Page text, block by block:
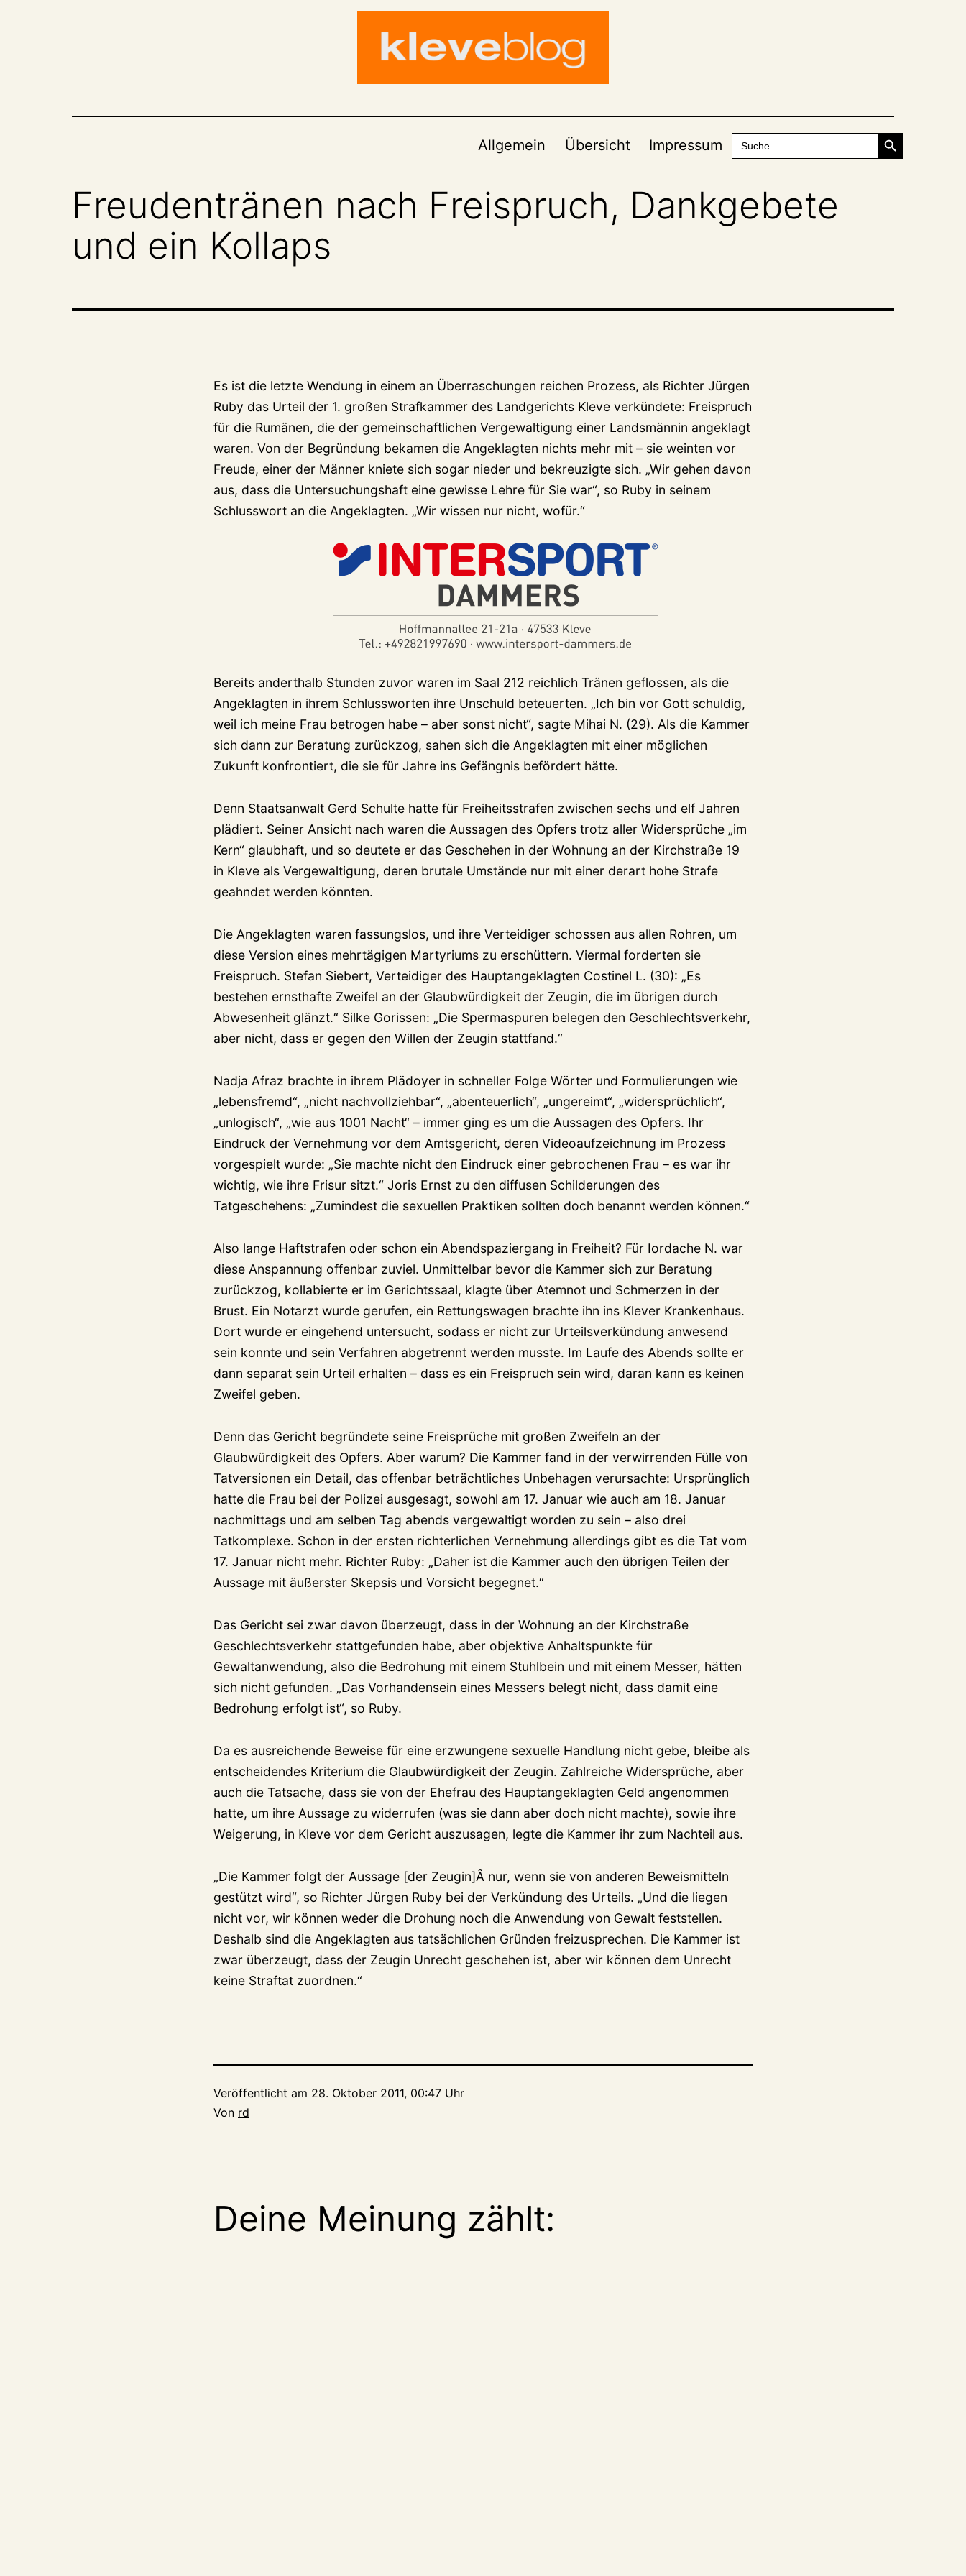
Allgemein Übersicht Impressum
Search
for:
Search Button
Freudentränen nach Freispruch, Dankgebete
und ein Kollaps
Es ist die letzte Wendung in einem an Überraschungen reichen Prozess, als Richter Jürgen
Ruby das Urteil der 1. großen Strafkammer des Landgerichts Kleve verkündete: Freispruch
für die Rumänen, die der gemeinschaftlichen Vergewaltigung einer Landsmännin angeklagt
waren. Von der Begründung bekamen die Angeklagten nichts mehr mit – sie weinten vor
Freude, einer der Männer kniete sich sogar nieder und bekreuzigte sich. „Wir gehen davon
aus, dass die Untersuchungshaft eine gewisse Lehre für Sie war“, so Ruby in seinem
Schlusswort an die Angeklagten. „Wir wissen nur nicht, wofür.“
Bereits anderthalb Stunden zuvor waren im Saal 212 reichlich Tränen geflossen, als die
Angeklagten in ihrem Schlussworten ihre Unschuld beteuerten. „Ich bin vor Gott schuldig,
weil ich meine Frau betrogen habe – aber sonst nicht“, sagte Mihai N. (29). Als die Kammer
sich dann zur Beratung zurückzog, sahen sich die Angeklagten mit einer möglichen
Zukunft konfrontiert, die sie für Jahre ins Gefängnis befördert hätte.
Denn Staatsanwalt Gerd Schulte hatte für Freiheitsstrafen zwischen sechs und elf Jahren
plädiert. Seiner Ansicht nach waren die Aussagen des Opfers trotz aller Widersprüche „im
Kern“ glaubhaft, und so deutete er das Geschehen in der Wohnung an der Kirchstraße 19
in Kleve als Vergewaltigung, deren brutale Umstände nur mit einer derart hohe Strafe
geahndet werden könnten.
Die Angeklagten waren fassungslos, und ihre Verteidiger schossen aus allen Rohren, um
diese Version eines mehrtägigen Martyriums zu erschüttern. Viermal forderten sie
Freispruch. Stefan Siebert, Verteidiger des Hauptangeklagten Costinel L. (30): „Es
bestehen ernsthafte Zweifel an der Glaubwürdigkeit der Zeugin, die im übrigen durch
Abwesenheit glänzt.“ Silke Gorissen: „Die Spermaspuren belegen den Geschlechtsverkehr,
aber nicht, dass er gegen den Willen der Zeugin stattfand.“
Nadja Afraz brachte in ihrem Plädoyer in schneller Folge Wörter und Formulierungen wie
„lebensfremd“, „nicht nachvollziehbar“, „abenteuerlich“, „ungereimt“, „widersprüchlich“,
„unlogisch“, „wie aus 1001 Nacht“ – immer ging es um die Aussagen des Opfers. Ihr
Eindruck der Vernehmung vor dem Amtsgericht, deren Videoaufzeichnung im Prozess
vorgespielt wurde: „Sie machte nicht den Eindruck einer gebrochenen Frau – es war ihr
wichtig, wie ihre Frisur sitzt.“ Joris Ernst zu den diffusen Schilderungen des
Tatgeschehens: „Zumindest die sexuellen Praktiken sollten doch benannt werden können.“
Also lange Haftstrafen oder schon ein Abendspaziergang in Freiheit? Für Iordache N. war
diese Anspannung offenbar zuviel. Unmittelbar bevor die Kammer sich zur Beratung
zurückzog, kollabierte er im Gerichtssaal, klagte über Atemnot und Schmerzen in der
Brust. Ein Notarzt wurde gerufen, ein Rettungswagen brachte ihn ins Klever Krankenhaus.
Dort wurde er eingehend untersucht, sodass er nicht zur Urteilsverkündung anwesend
sein konnte und sein Verfahren abgetrennt werden musste. Im Laufe des Abends sollte er
dann separat sein Urteil erhalten – dass es ein Freispruch sein wird, daran kann es keinen
Zweifel geben.
Denn das Gericht begründete seine Freisprüche mit großen Zweifeln an der
Glaubwürdigkeit des Opfers. Aber warum? Die Kammer fand in der verwirrenden Fülle von
Tatversionen ein Detail, das offenbar beträchtliches Unbehagen verursachte: Ursprünglich
hatte die Frau bei der Polizei ausgesagt, sowohl am 17. Januar wie auch am 18. Januar
nachmittags und am selben Tag abends vergewaltigt worden zu sein – also drei
Tatkomplexe. Schon in der ersten richterlichen Vernehmung allerdings gibt es die Tat vom
17. Januar nicht mehr. Richter Ruby: „Daher ist die Kammer auch den übrigen Teilen der
Aussage mit äußerster Skepsis und Vorsicht begegnet.“
Das Gericht sei zwar davon überzeugt, dass in der Wohnung an der Kirchstraße
Geschlechtsverkehr stattgefunden habe, aber objektive Anhaltspunkte für
Gewaltanwendung, also die Bedrohung mit einem Stuhlbein und mit einem Messer, hätten
sich nicht gefunden. „Das Vorhandensein eines Messers belegt nicht, dass damit eine
Bedrohung erfolgt ist“, so Ruby.
Da es ausreichende Beweise für eine erzwungene sexuelle Handlung nicht gebe, bleibe als
entscheidendes Kriterium die Glaubwürdigkeit der Zeugin. Zahlreiche Widersprüche, aber
auch die Tatsache, dass sie von der Ehefrau des Hauptangeklagten Geld angenommen
hatte, um ihre Aussage zu widerrufen (was sie dann aber doch nicht machte), sowie ihre
Weigerung, in Kleve vor dem Gericht auszusagen, legte die Kammer ihr zum Nachteil aus.
„Die Kammer folgt der Aussage [der Zeugin]Â nur, wenn sie von anderen Beweismitteln
gestützt wird“, so Richter Jürgen Ruby bei der Verkündung des Urteils. „Und die liegen
nicht vor, wir können weder die Drohung noch die Anwendung von Gewalt feststellen.
Deshalb sind die Angeklagten aus tatsächlichen Gründen freizusprechen. Die Kammer ist
zwar überzeugt, dass der Zeugin Unrecht geschehen ist, aber wir können dem Unrecht
keine Straftat zuordnen.“
Veröffentlicht am 28. Oktober 2011, 00:47 Uhr
Von rd
Deine Meinung zählt: